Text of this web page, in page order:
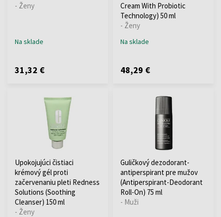
- Ženy
Na sklade
31,32 €
Cream With Probiotic
Technology) 50 ml
- Ženy
Na sklade
48,29 €
Upokojujúci čistiaci
krémový gél proti
začervenaniu pleti Redness
Solutions (Soothing
Cleanser) 150 ml
- Ženy
Guličkový dezodorant-
antiperspirant pre mužov
(Antiperspirant-Deodorant
Roll-On) 75 ml
- Muži